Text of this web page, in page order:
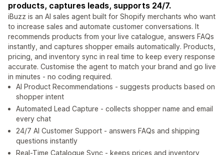
products, captures leads, supports 24/7.
iBuzz is an AI sales agent built for Shopify merchants who want
to increase sales and automate customer conversations. It
recommends products from your live catalogue, answers FAQs
instantly, and captures shopper emails automatically. Products,
pricing, and inventory sync in real time to keep every response
accurate. Customise the agent to match your brand and go live
in minutes - no coding required.
AI Product Recommendations - suggests products based on
shopper intent
Automated Lead Capture - collects shopper name and email
every chat
24/7 AI Customer Support - answers FAQs and shipping
questions instantly
Real-Time Catalogue Sync - keeps prices and inventory